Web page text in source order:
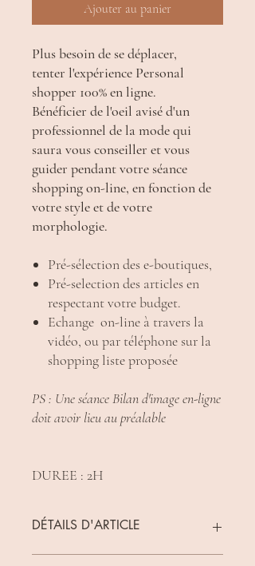
Ajouter au panier
Plus besoin de se déplacer,
tenter l'expérience Personal
shopper 100% en ligne.
Bénéficier de l'oeil avisé d'un
professionnel de la mode qui
saura vous conseiller et vous
guider pendant votre séance
shopping on-line, en fonction de
votre style et de votre
morphologie.
Pré-sélection des e-boutiques,
Pré-selection des articles en
respectant votre budget.
Echange on-line à travers la
vidéo, ou par téléphone sur la
shopping liste proposée
PS : Une séance Bilan d'image en-ligne
doit avoir lieu au préalable
DUREE : 2H
DÉTAILS D'ARTICLE